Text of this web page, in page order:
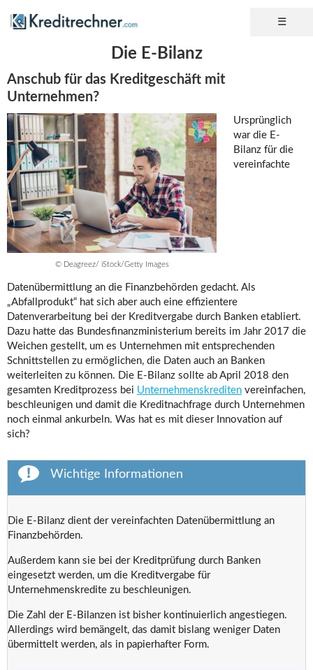
Die E-Bilanz
Anschub für das Kreditgeschäft mit
Unternehmen?
© Deagreez/ iStock/Getty Images
Ursprünglich
war die E-
Bilanz für die
vereinfachte
Datenübermittlung an die Finanzbehörden gedacht. Als
„Abfallprodukt“ hat sich aber auch eine effizientere
Datenverarbeitung bei der Kreditvergabe durch Banken etabliert.
Dazu hatte das Bundesfinanzministerium bereits im Jahr 2017 die
Weichen gestellt, um es Unternehmen mit entsprechenden
Schnittstellen zu ermöglichen, die Daten auch an Banken
weiterleiten zu können. Die E-Bilanz sollte ab April 2018 den
gesamten Kreditprozess bei Unternehmenskrediten vereinfachen,
beschleunigen und damit die Kreditnachfrage durch Unternehmen
noch einmal ankurbeln. Was hat es mit dieser Innovation auf
sich?
Wichtige Informationen
Die E-Bilanz dient der vereinfachten Datenübermittlung an
Finanzbehörden.
Außerdem kann sie bei der Kreditprüfung durch Banken
eingesetzt werden, um die Kreditvergabe für
Unternehmenskredite zu beschleunigen.
Die Zahl der E-Bilanzen ist bisher kontinuierlich angestiegen.
Allerdings wird bemängelt, das damit bislang weniger Daten
übermittelt werden, als in papierhafter Form.